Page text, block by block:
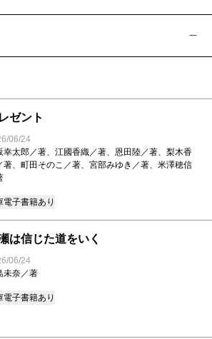
ゼント
06/24
幸太郎／著、江國香織／著、恩田陸／著、梨木香
著、町田そのこ／著、宮部みゆき／著、米澤穂信
電子書籍あり
は信じた道をいく
06/24
未奈／著
電子書籍あり